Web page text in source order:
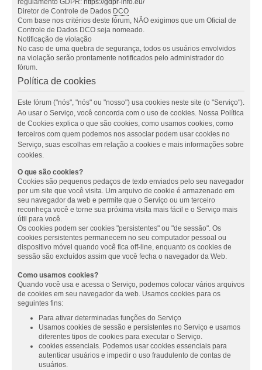
Diretor de Controle de Dados DCO
Com base nos critérios deste fórum, NÃO exigimos que um Oficial de
Controle de Dados DCO seja nomeado.
Notificação de violação
No caso de uma quebra de segurança, todos os usuários envolvidos
na violação serão prontamente notificados pelo administrador do
fórum.
Política de cookies
Este fórum ("nós", "nós" ou "nosso") usa cookies neste site (o "Serviço").
Ao usar o Serviço, você concorda com o uso de cookies. Nossa Política
de Cookies explica o que são cookies, como usamos cookies, como
terceiros com quem podemos nos associar podem usar cookies no
Serviço, suas escolhas em relação a cookies e mais informações sobre
cookies.
O que são cookies?
Cookies são pequenos pedaços de texto enviados pelo seu navegador
por um site que você visita. Um arquivo de cookie é armazenado em
seu navegador da web e permite que o Serviço ou um terceiro
reconheça você e torne sua próxima visita mais fácil e o Serviço mais
útil para você.
Os cookies podem ser cookies "persistentes" ou "de sessão". Os
cookies persistentes permanecem no seu computador pessoal ou
dispositivo móvel quando você fica off-line, enquanto os cookies de
sessão são excluídos assim que você fecha o navegador da Web.
Como usamos cookies?
Quando você usa e acessa o Serviço, podemos colocar vários arquivos
de cookies em seu navegador da web. Usamos cookies para os
seguintes fins:
Para ativar determinadas funções do Serviço
Usamos cookies de sessão e persistentes no Serviço e usamos
diferentes tipos de cookies para executar o Serviço.
cookies essenciais. Podemos usar cookies essenciais para
autenticar usuários e impedir o uso fraudulento de contas de
usuários.